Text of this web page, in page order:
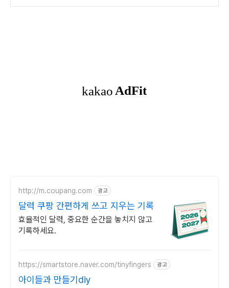
http://m.coupang.com 광고
달력 쿠팡 간편하게 쓰고 지우는 기록
효율적인 달력, 중요한 순간을 놓치지 않고
기록하세요.
https://smartstore.naver.com/tinyfingers 광고
아이들과 만들기diy